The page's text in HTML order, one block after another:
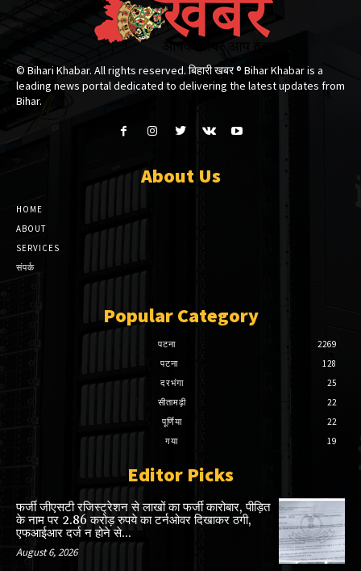
© Bihari Khabar. All rights reserved. बिहारी खबर ®​ Bihar Khabar is a
leading news portal dedicated to delivering the latest updates from
Bihar.
About Us
HOME
ABOUT
SERVICES
संपर्क
Popular Category
पटना
2269
पटना
128
दरभंगा
25
सीतामढ़ी
22
पूर्णिया
22
गया
19
Editor Picks
फर्जी जीएसटी रजिस्ट्रेशन से लाखों का फर्जी कारोबार, पीड़ित
के नाम पर 2.86 करोड़ रुपये का टर्नओवर दिखाकर ठगी,
एफआईआर दर्ज न होने से...
August 6, 2026